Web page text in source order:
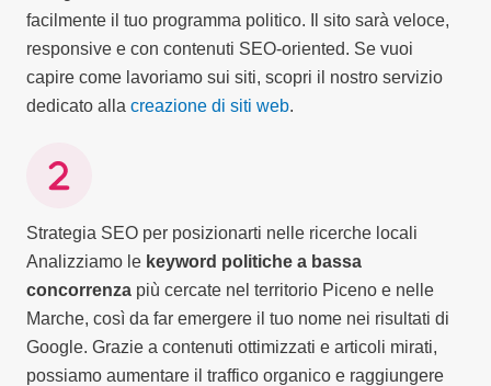
facilmente il tuo programma politico. Il sito sarà veloce,
responsive e con contenuti SEO-oriented. Se vuoi
capire come lavoriamo sui siti, scopri il nostro servizio
dedicato alla creazione di siti web.
Strategia SEO per posizionarti nelle ricerche locali
Analizziamo le keyword politiche a bassa
concorrenza più cercate nel territorio Piceno e nelle
Marche, così da far emergere il tuo nome nei risultati di
Google. Grazie a contenuti ottimizzati e articoli mirati,
possiamo aumentare il traffico organico e raggiungere